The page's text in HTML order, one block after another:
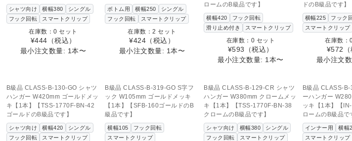
シャツ向け 横幅380
シングル
フック回転
スマートクリップ
在庫数：0 セット
¥444 （税込）
最小注文数量: 1本〜
ボトム用 横幅250
シングル
フック回転
スマートクリップ
在庫数：2 セット
¥424 （税込）
最小注文数量: 1本〜
ロームのB級品です】
横幅420
フック回転
滑り止め付き
スマートクリップ
在庫数：0 セット
¥593
（税込）
最小注文数量: 1本〜
ドのB級品です】
横幅225
フック
スマートクリップ
在庫数：
¥572
最小注文
この商品へのお問い合わせ
B級品 CLASS-B-130-GO シャツ
ハンガー W420mm ゴールドメッ
キ【1本】【TSS-1770F-BN-42
ゴールドのB級品です】
シャツ向け 横幅420
シングル
フック回転
スマートクリップ
この商品へのお問い合わせ
B級品 CLASS-B-319-GO S字フ
ック W105mm ゴールドメッキ
【1本】【SFB-160ゴールドのB
級品です】
横幅105
フック回転
スマートクリップ
この商品へのお問い合わせ
B級品 CLASS-B-129-CR シャツ
ハンガー W380mm クロームメッ
キ【1本】【TSS-1770F-BN-38
クロームのB級品です】
シャツ向け 横幅380
シングル
フック回転
スマートクリップ
B級品 CLASS-
ーハンガー
ッキ【1本】【
ロームのB級品で
インナー用 横幅
スマートクリップ